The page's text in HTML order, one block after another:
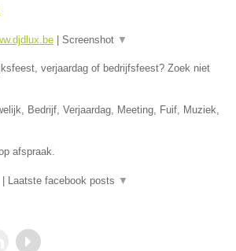
Screenshot ▼
verjaardag of bedrijfsfeest? Zoek niet
Bedrijf, Verjaardag, Meeting, Fuif, Muziek,
afspraak.
Laatste facebook posts ▼